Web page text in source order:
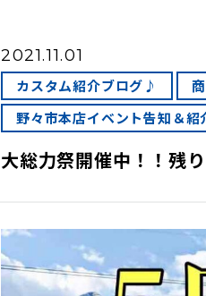
2021.11.01
カスタム紹介ブログ♪
野々市本店イベント告知＆紹
大総力祭開催中！！残